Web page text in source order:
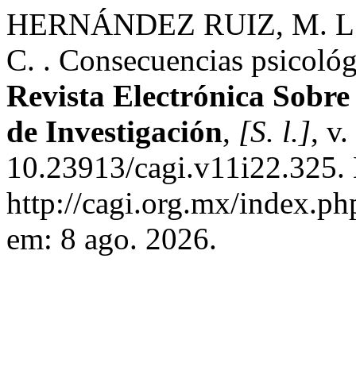
HERNÁNDEZ RUIZ, M.
C. . Consecuencias
Revista Electrónica
de Investigación, [S. l.],
10.23913/
http://cagi.org.mx/
em: 8 ago. 2026.